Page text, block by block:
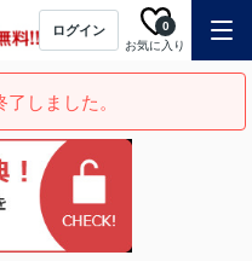
ログイン
お気に入り
0
しました。